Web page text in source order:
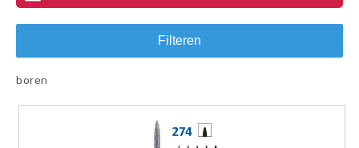
Filteren
boren